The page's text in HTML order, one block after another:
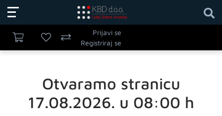
Prijavi se
Registriraj se
Otvaramo stranicu
17.08.2026. u 08:00 h